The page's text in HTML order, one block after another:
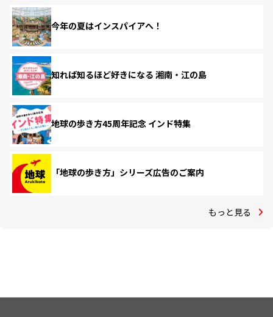
今年の夏はインスパイアへ！
知れば知るほど好きになる 湘南・江の島
地球の歩き方45周年記念 インド特集
「地球の歩き方」シリーズ広告のご案内
もっと見る